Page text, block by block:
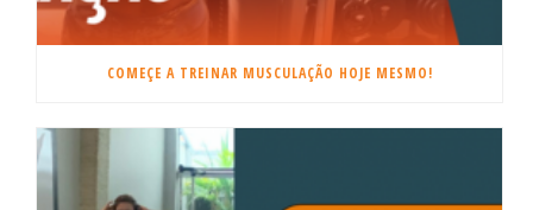
COMEÇE A TREINAR MUSCULAÇÃO HOJE MESMO!